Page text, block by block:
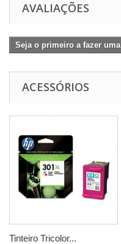
AVALIAÇÕES
Seja o primeiro a fazer
ACESSÓRIOS
Tinteiro Tricolor...